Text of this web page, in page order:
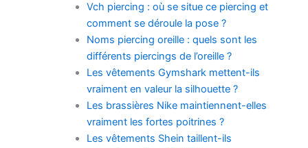
Vch piercing : où se situe ce piercing et
comment se déroule la pose ?
Noms piercing oreille : quels sont les
différents piercings de l’oreille ?
Les vêtements Gymshark mettent-ils
vraiment en valeur la silhouette ?
Les brassières Nike maintiennent-elles
vraiment les fortes poitrines ?
Les vêtements Shein taillent-ils